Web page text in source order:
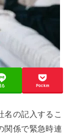
る Pocket
名の記入するこ
関係で緊急時連